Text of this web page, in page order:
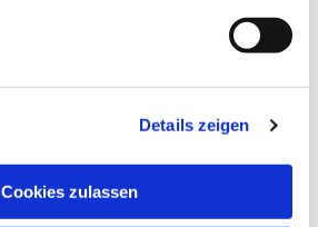
Details zeigen
Cookies zulassen